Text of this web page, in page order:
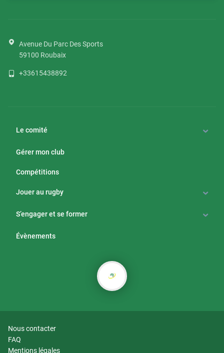
Avenue Du Parc Des Sports
59100 Roubaix
+33615438892
Le comité
Gérer mon club
Compétitions
Jouer au rugby
S’engager et se former
Évènements
Nous contacter
FAQ
Mentions légales